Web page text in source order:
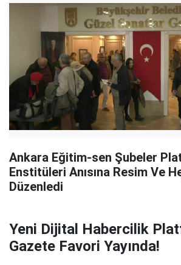
Ankara Eğitim-sen Şubeler
Enstitüleri Anısına Resim Ve
Düzenledi
Yeni Dijital Habercilik
Gazete Favori Yayında!